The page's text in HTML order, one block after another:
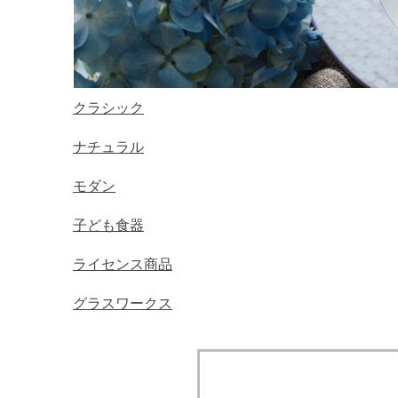
クラシック
ナチュラル
モダン
子ども食器
ライセンス商品
グラスワークス